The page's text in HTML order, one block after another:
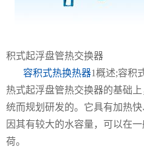
容积式起浮
积式起浮盘管热交换器
容积式热换热器1概述;容积
热式起浮盘管热交换器的基础
统而规划研发的。它具有加热
因其有较大的水容量，可以在
荷。